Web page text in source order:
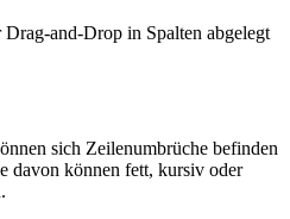
and-Drop in Spalten abgelegt
sich Zeilenumbrüche befinden
davon können fett, kursiv oder